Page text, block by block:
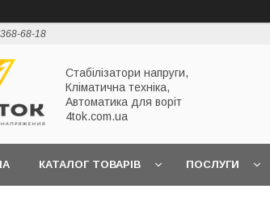
68-18
Стабілізатори напруги,
Кліматична техніка,
Автоматика для воріт
4tok.com.ua
КАТАЛОГ ТОВАРІВ ПОСЛУГИ